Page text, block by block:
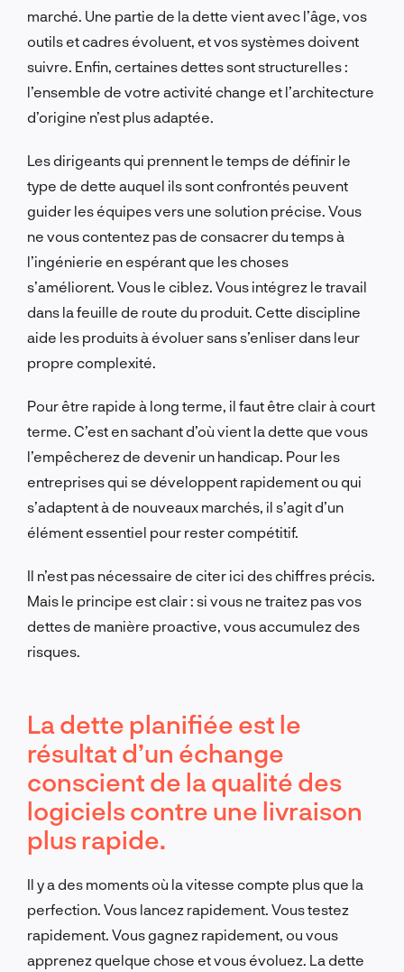
marché. Une partie de la dette vient avec l’âge, vos
outils et cadres évoluent, et vos systèmes doivent
suivre. Enfin, certaines dettes sont structurelles :
l’ensemble de votre activité change et l’architecture
d’origine n’est plus adaptée.
Les dirigeants qui prennent le temps de définir le
type de dette auquel ils sont confrontés peuvent
guider les équipes vers une solution précise. Vous
ne vous contentez pas de consacrer du temps à
l’ingénierie en espérant que les choses
s’améliorent. Vous le ciblez. Vous intégrez le travail
dans la feuille de route du produit. Cette discipline
aide les produits à évoluer sans s’enliser dans leur
propre complexité.
Pour être rapide à long terme, il faut être clair à court
terme. C’est en sachant d’où vient la dette que vous
l’empêcherez de devenir un handicap. Pour les
entreprises qui se développent rapidement ou qui
s’adaptent à de nouveaux marchés, il s’agit d’un
élément essentiel pour rester compétitif.
Il n’est pas nécessaire de citer ici des chiffres précis.
Mais le principe est clair : si vous ne traitez pas vos
dettes de manière proactive, vous accumulez des
risques.
La dette planifiée est le
résultat d’un échange
conscient de la qualité des
logiciels contre une livraison
plus rapide.
Il y a des moments où la vitesse compte plus que la
perfection. Vous lancez rapidement. Vous testez
rapidement. Vous gagnez rapidement, ou vous
apprenez quelque chose et vous évoluez. La dette